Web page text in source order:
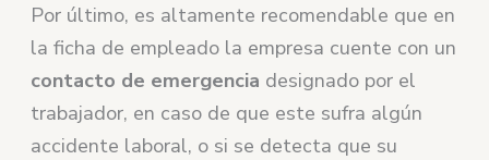
Por último, es altamente recomendable que en
la ficha de empleado la empresa cuente con un
contacto de emergencia designado por el
trabajador, en caso de que este sufra algún
accidente laboral, o si se detecta que su